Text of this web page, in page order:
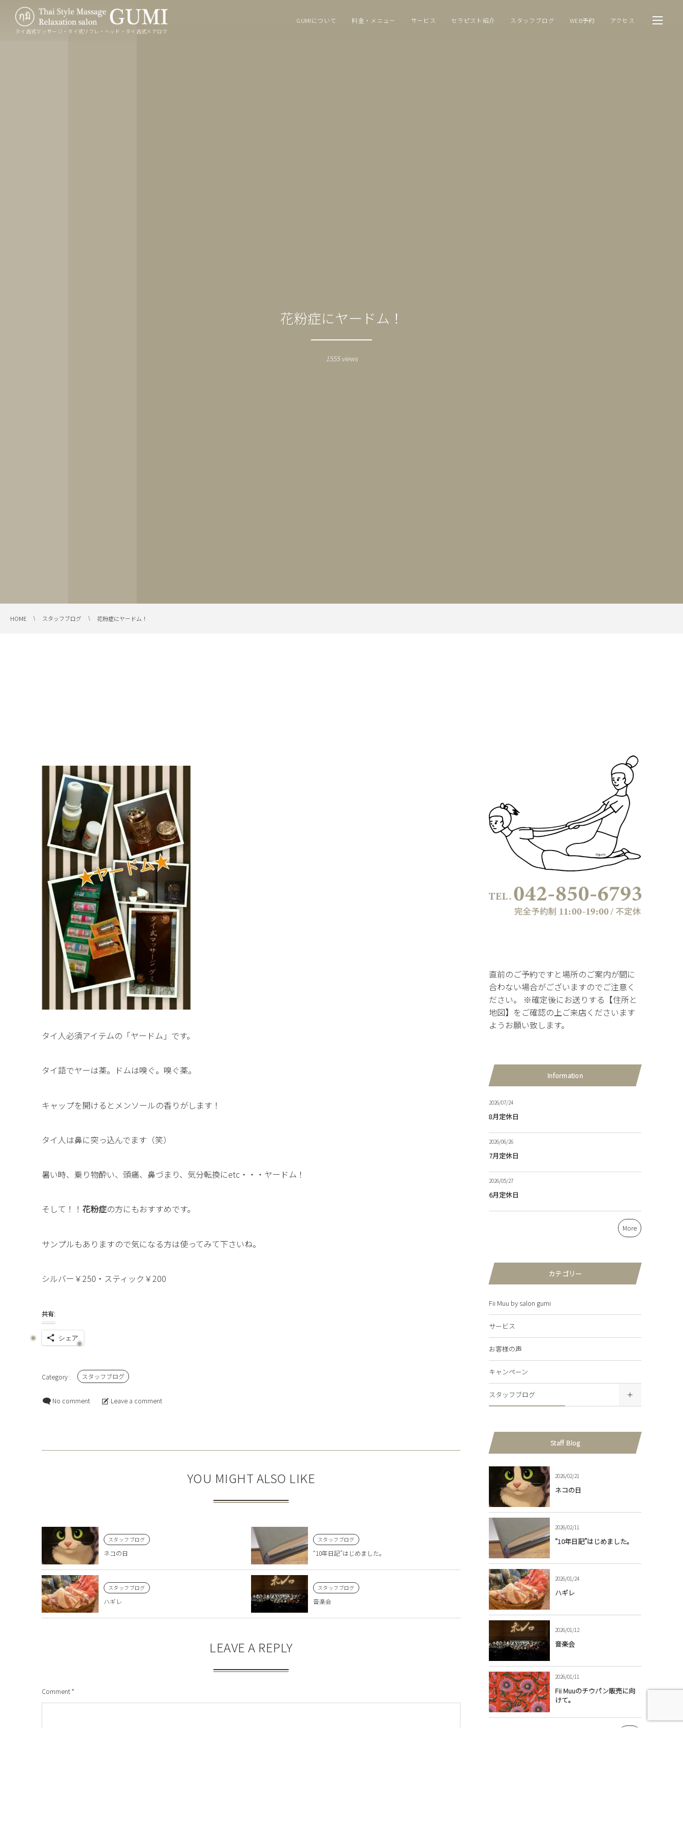
タイ古式マッサージ・タイ式リフレ・ヘッド・タイ古式×アロマ
GUMIについて 料金・メニュー サービス セラピスト紹介 スタッフブログ WEB予約 アクセス
花粉症にヤードム！
1555 views
HOME スタッフブログ 花粉症にヤードム！
タイ人必須アイテムの「ヤードム」です。
タイ語でヤーは薬。ドムは嗅ぐ。嗅ぐ薬。
キャップを開けるとメンソールの香りがします！
タイ人は鼻に突っ込んでます（笑）
暑い時、乗り物酔い、頭痛、鼻づまり、気分転換にetc・・・ヤードム！
そして！！ 花粉症の方にもおすすめです。
サンプルもありますので気になる方は使ってみて下さいね。
シルバー￥250・スティック￥200
共有:
シェア
スタッフブログ
No comment Leave a comment
YOU MIGHT ALSO LIKE
スタッフブログ
ネコの日
スタッフブログ
“10年日記”はじめました。
スタッフブログ
ハギレ
スタッフブログ
音楽会
LEAVE A REPLY
Comment*
直前のご予約ですと場所のご案内が間に
合わない場合がございますのでご注意く
ださい。 ※確定後にお送りする【住所と
地図】をご確認の上ご来店くださいます
ようお願い致します。
Information
2026/07/24
8月定休日
2026/06/26
7月定休日
2026/05/27
6月定休日
More
カテゴリー
Fii Muu by salon gumi
サービス
お客様の声
キャンペーン
スタッフブログ
Staff Blog
2026/02/21
ネコの日
2026/02/11
“10年日記”はじめました。
2026/01/24
ハギレ
2026/01/12
音楽会
2026/01/11
Fii Muuのチウパン販売に向
けて。